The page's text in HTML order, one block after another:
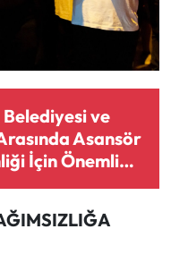
ve
Asansör
İçin Önemli